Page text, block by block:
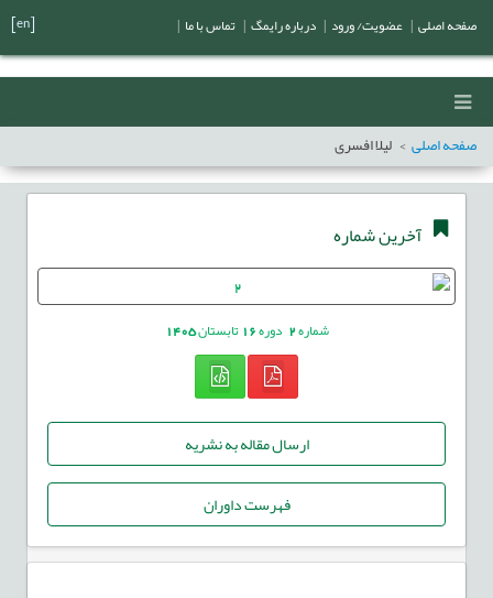
صفحه اصلی لیلا افسری
آخرین شماره
شماره2 دوره16تابستان1405
ارسال مقاله به نشریه
فهرست داوران
صفحه اصلی عضویت/ ورود درباره رایمگ تماس با ما